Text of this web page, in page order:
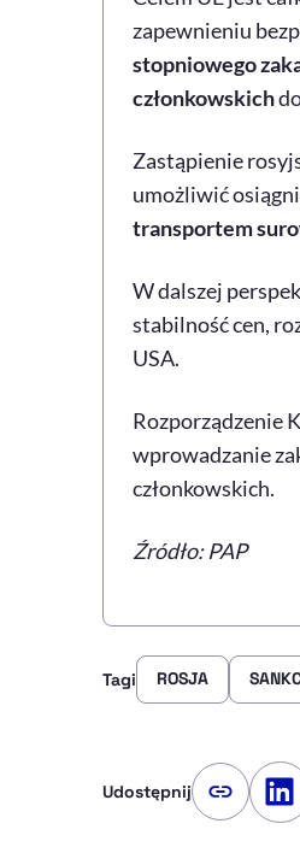
zapewnieniu
stopniowego
członkowskich
Zastąpienie
umożliwić
transportem
W dalszej
stabilność cen,
USA.
Rozporządzenie
wprowadzanie
członkowskich.
Źródło: PAP
Tagi ROSJA
Udostępnij Kopiuj link